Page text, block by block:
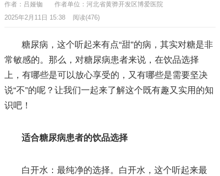
作者：吕娅铷
作者单位：河北省黄骅开发区博爱医院
2025年2月11日 15:38
阅读(476)
糖尿病，这个听起来有点“甜”的病，其实对糖是非
常敏感的。那么，对糖尿病患者来说，在饮品选择
上，有哪些是可以放心享受的，又有哪些是需要坚决
说“不”的呢？让我们一起来了解这个既有趣又实用的知
识吧！
适合糖尿病患者的饮品选择
白开水：最纯净的选择。白开水，这个听起来最